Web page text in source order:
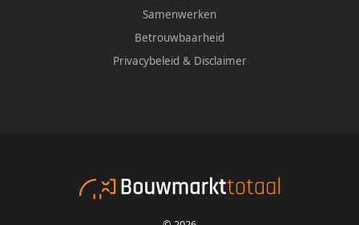
Samenwerken
Betrouwbaarheid
Privacybeleid & Disclaimer